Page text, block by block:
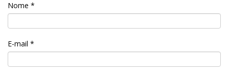
Nome *
E-mail *